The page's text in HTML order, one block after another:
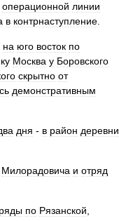
операционной линии
в контрнаступление
на юго восток по
Москва у Боровского
скрытно от
демонстративным
дня - в район деревни
Милорадовича и отряд
по Рязанской